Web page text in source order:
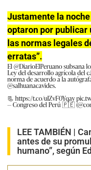
Justamente la
optaron por publicar
las normas legales
erratas”.
El@DiarioElPeruanosubsana
Ley del desarrollo agrícola del
norma de acuerdo a la
@salhuanacavides.
📃 https://t.co/ulZvF0Yqay
— Congreso del Perú 🇵🇪
LEE TAMBIÉN |
antes de su
humano”, según